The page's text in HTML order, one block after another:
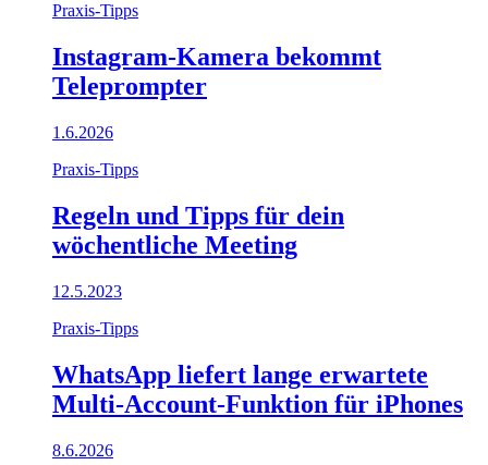
Praxis-Tipps
Instagram-Kamera bekommt
Teleprompter
1.6.2026
Praxis-Tipps
Regeln und Tipps für dein
wöchentliche Meeting
12.5.2023
Praxis-Tipps
WhatsApp liefert lange erwartete
Multi-Account-Funktion für iPhones
8.6.2026